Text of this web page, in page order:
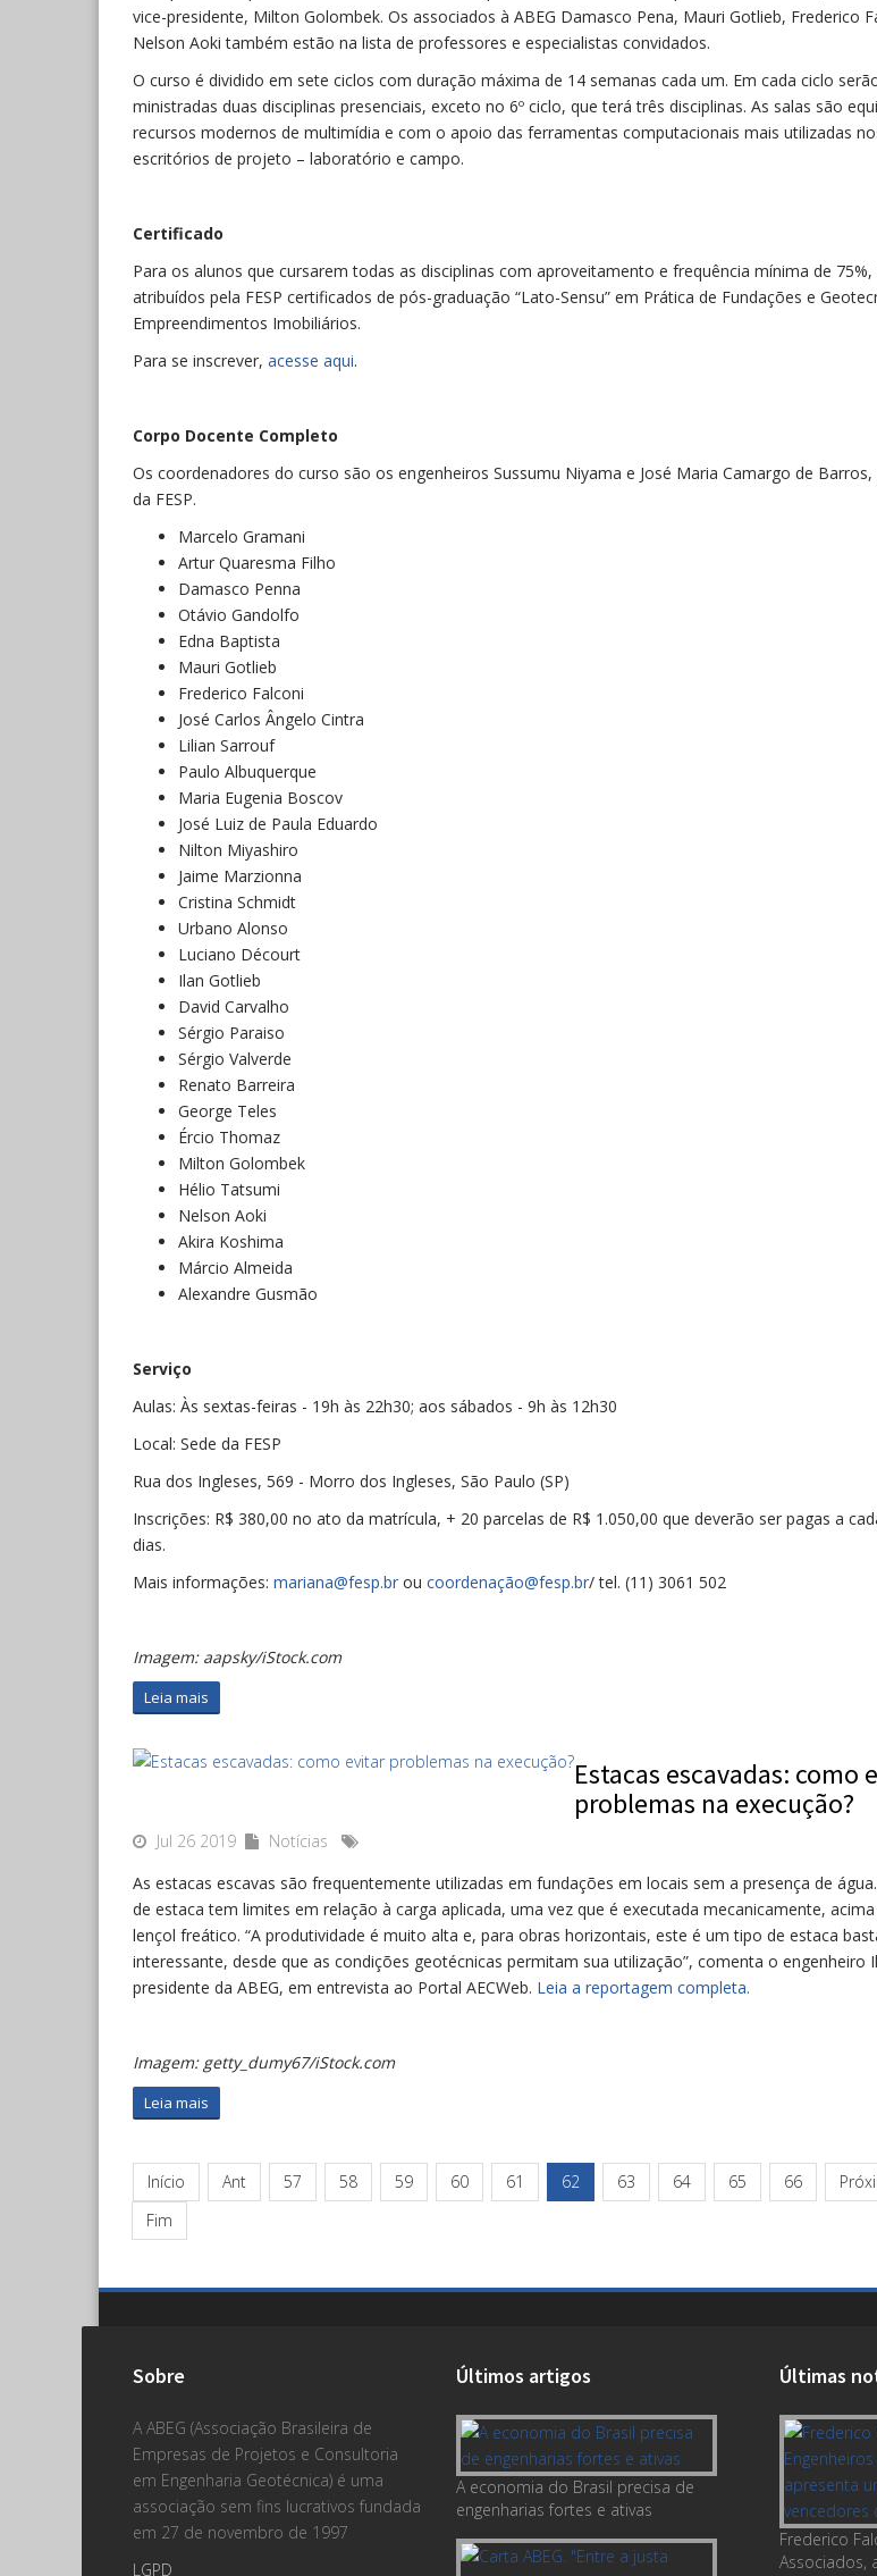
vice-presidente, Milton Golombek. Os associados à ABEG Damasco Pena, Mauri Gotlieb, Frederico
Nelson Aoki também estão na lista de professores e especialistas convidados.
O curso é dividido em sete ciclos com duração máxima de 14 semanas cada um. Em cada ciclo
ministradas duas disciplinas presenciais, exceto no 6º ciclo, que terá três disciplinas. As salas são
recursos modernos de multimídia e com o apoio das ferramentas computacionais mais utilizadas
escritórios de projeto – laboratório e campo.
Certificado
Para os alunos que cursarem todas as disciplinas com aproveitamento e frequência mínima de 75%,
atribuídos pela FESP certificados de pós-graduação “Lato-Sensu” em Prática de Fundações e
Empreendimentos Imobiliários.
Para se inscrever, acesse aqui.
Corpo Docente Completo
Os coordenadores do curso são os engenheiros Sussumu Niyama e José Maria Camargo de
da FESP.
Marcelo Gramani
Artur Quaresma Filho
Damasco Penna
Otávio Gandolfo
Edna Baptista
Mauri Gotlieb
Frederico Falconi
José Carlos Ângelo Cintra
Lilian Sarrouf
Paulo Albuquerque
Maria Eugenia Boscov
José Luiz de Paula Eduardo
Nilton Miyashiro
Jaime Marzionna
Cristina Schmidt
Urbano Alonso
Luciano Décourt
Ilan Gotlieb
David Carvalho
Sérgio Paraiso
Sérgio Valverde
Renato Barreira
George Teles
Ércio Thomaz
Milton Golombek
Hélio Tatsumi
Nelson Aoki
Akira Koshima
Márcio Almeida
Alexandre Gusmão
Serviço
Aulas: Às sextas-feiras - 19h às 22h30; aos sábados - 9h às 12h30
Local: Sede da FESP
Rua dos Ingleses, 569 - Morro dos Ingleses, São Paulo (SP)
Inscrições: R$ 380,00 no ato da matrícula, + 20 parcelas de R$ 1.050,00 que deverão ser pagas a
dias.
Mais informações: mariana@fesp.br ou coordenação@fesp.br/ tel. (11) 3061 502
Imagem: aapsky/iStock.com
Leia mais
Estacas escavadas: como
problemas na execução?
Jul 26 2019
Notícias
As estacas escavas são frequentemente utilizadas em fundações em locais sem a presença de
de estaca tem limites em relação à carga aplicada, uma vez que é executada mecanicamente,
lençol freático. “A produtividade é muito alta e, para obras horizontais, este é um tipo de estaca
interessante, desde que as condições geotécnicas permitam sua utilização”, comenta o engenheiro
presidente da ABEG, em entrevista ao Portal AECWeb. Leia a reportagem completa.
Imagem: getty_dumy67/iStock.com
Leia mais
Início Ant 57 58 59 60 61 62 63 64 65 66
Fim
Sobre
A ABEG (Associação Brasileira de
Empresas de Projetos e Consultoria
em Engenharia Geotécnica) é uma
associação sem fins lucrativos fundada
em 27 de novembro de 1997
LGPD
Últimos artigos
A economia do Brasil precisa de
engenharias fortes e ativas
Últimas
Frederico
Associados,